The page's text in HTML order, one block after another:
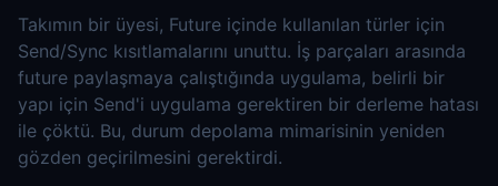
Takımın bir üyesi, Future içinde kullanılan türler için
Send/Sync kısıtlamalarını unuttu. İş parçaları arasında
future paylaşmaya çalıştığında uygulama, belirli bir
yapı için Send'i uygulama gerektiren bir derleme hatası
ile çöktü. Bu, durum depolama mimarisinin yeniden
gözden geçirilmesini gerektirdi.